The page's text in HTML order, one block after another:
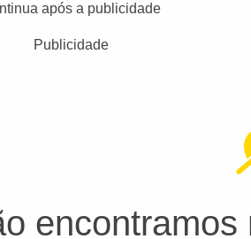
após a publicidade
Publicidade